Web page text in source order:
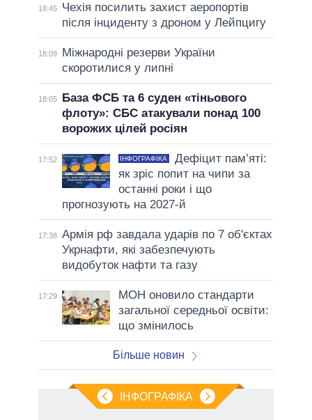
18:45
Чехія посилить захист аеропортів
після інциденту з дроном у Лейпцигу
18:09
Міжнародні резерви України
скоротилися у липні
18:05
База ФСБ та 6 суден «тіньового
флоту»: СБС атакували понад 100
ворожих цілей росіян
17:52 ІНФОГРАФІКА
Дефіцит пам’яті:
як зріс попит на чипи за
останні роки і що
прогнозують на 2027-й
17:38 Армія рф завдала ударів по 7 об'єктах
Укрнафти, які забезпечують
видобуток нафти та газу
17:29
МОН оновило стандарти
загальної середньої освіти:
що змінилось
Більше новин
ІНФОГРАФІКА